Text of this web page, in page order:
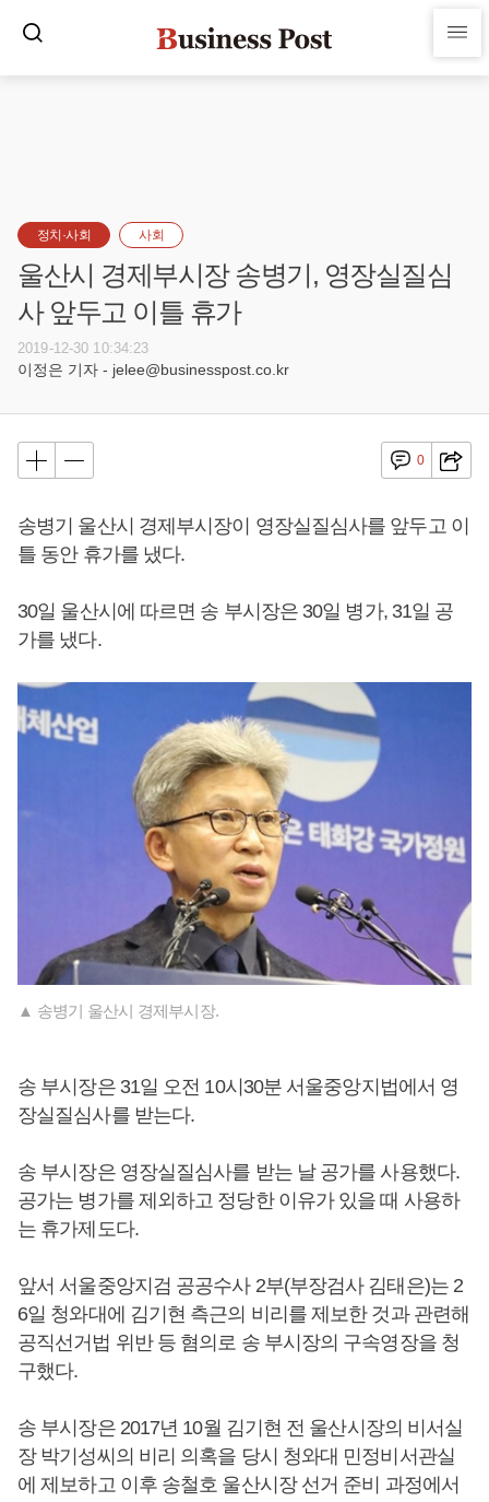
정치·사회 사회
울산시 경제부시장 송병기, 영장실질심
사 앞두고 이틀 휴가
2019-12-30 10:34:23
이정은 기자 - jelee@businesspost.co.kr
0
송병기 울산시 경제부시장이 영장실질심사를 앞두고 이
틀 동안 휴가를 냈다.
30일 울산시에 따르면 송 부시장은 30일 병가, 31일 공
가를 냈다.
▲ 송병기 울산시 경제부시장.
송 부시장은 31일 오전 10시30분 서울중앙지법에서 영
장실질심사를 받는다.
송 부시장은 영장실질심사를 받는 날 공가를 사용했다.
공가는 병가를 제외하고 정당한 이유가 있을 때 사용하
는 휴가제도다.
앞서 서울중앙지검 공공수사 2부(부장검사 김태은)는 2
6일 청와대에 김기현 측근의 비리를 제보한 것과 관련해
공직선거법 위반 등 혐의로 송 부시장의 구속영장을 청
구했다.
송 부시장은 2017년 10월 김기현 전 울산시장의 비서실
장 박기성씨의 비리 의혹을 당시 청와대 민정비서관실
에 제보하고 이후 송철호 울산시장 선거 준비 과정에서